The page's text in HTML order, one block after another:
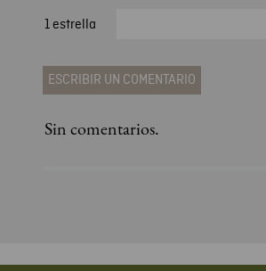
1 estrella
ESCRIBIR UN COMENTARIO
Califique el producto de 1 a 5
Sin comentarios.